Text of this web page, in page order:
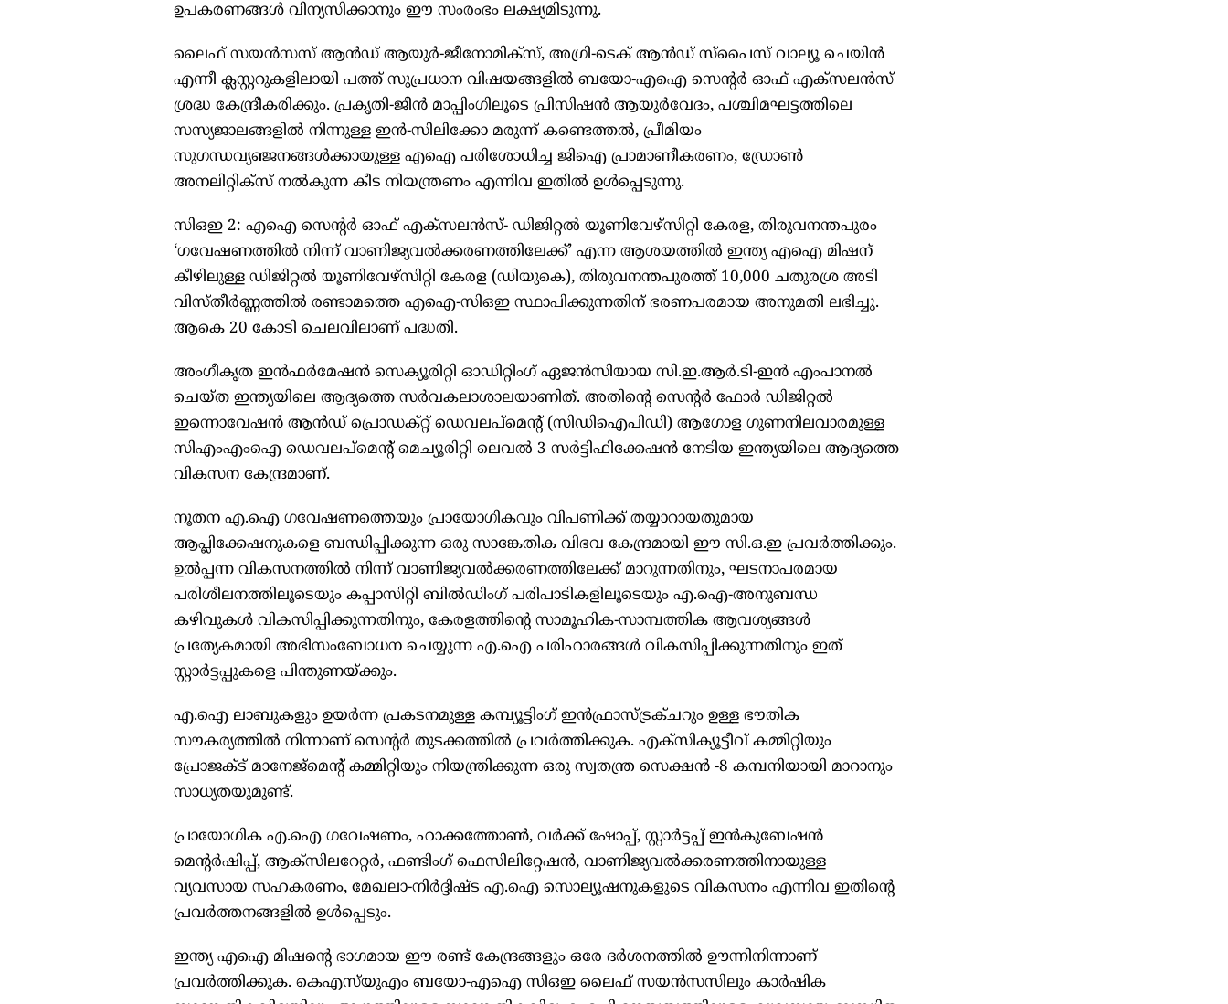
ഉപകരണങ്ങള്‍ വിന്യസിക്കാനും ഈ സംരംഭം ലക്ഷ്യമിടുന്നു.
ലൈഫ് സയന്‍സസ് ആന്‍ഡ് ആയുര്‍-ജീനോമിക്സ്, അഗ്രി-ടെക് ആന്‍ഡ് സ്പൈസ് വാല്യൂ ചെയിന്‍
എന്നീ ക്ലസ്റ്ററുകളിലായി പത്ത് സുപ്രധാന വിഷയങ്ങളില്‍ ബയോ-എഐ സെന്‍റര്‍ ഓഫ് എക്സലന്‍സ്
ശ്രദ്ധ കേന്ദ്രീകരിക്കും. പ്രകൃതി-ജീന്‍ മാപ്പിംഗിലൂടെ പ്രിസിഷന്‍ ആയുര്‍വേദം, പശ്ചിമഘട്ടത്തിലെ
സസ്യജാലങ്ങളില്‍ നിന്നുള്ള ഇന്‍-സിലിക്കോ മരുന്ന് കണ്ടെത്തല്‍, പ്രീമിയം
സുഗന്ധവ്യഞ്ജനങ്ങള്‍ക്കായുള്ള എഐ പരിശോധിച്ച ജിഐ പ്രാമാണീകരണം, ഡ്രോണ്‍
അനലിറ്റിക്സ് നല്‍കുന്ന കീട നിയന്ത്രണം എന്നിവ ഇതില്‍ ഉള്‍പ്പെടുന്നു.
സിഒഇ 2: എഐ സെന്‍റര്‍ ഓഫ് എക്സലന്‍സ്- ഡിജിറ്റല്‍ യൂണിവേഴ്സിറ്റി കേരള, തിരുവനന്തപുരം
‘ഗവേഷണത്തില്‍ നിന്ന് വാണിജ്യവല്‍ക്കരണത്തിലേക്ക്’ എന്ന ആശയത്തില്‍ ഇന്ത്യ എഐ മിഷന്
കീഴിലുള്ള ഡിജിറ്റല്‍ യൂണിവേഴ്സിറ്റി കേരള (ഡിയുകെ), തിരുവനന്തപുരത്ത് 10,000 ചതുരശ്ര അടി
വിസ്തീര്‍ണ്ണത്തില്‍ രണ്ടാമത്തെ എഐ-സിഒഇ സ്ഥാപിക്കുന്നതിന് ഭരണപരമായ അനുമതി ലഭിച്ചു.
ആകെ 20 കോടി ചെലവിലാണ് പദ്ധതി.
അംഗീകൃത ഇന്‍ഫര്‍മേഷന്‍ സെക്യൂരിറ്റി ഓഡിറ്റിംഗ് ഏജന്‍സിയായ സി.ഇ.ആര്‍.ടി-ഇന്‍ എംപാനല്‍
ചെയ്ത ഇന്ത്യയിലെ ആദ്യത്തെ സര്‍വകലാശാലയാണിത്. അതിന്‍റെ സെന്‍റര്‍ ഫോര്‍ ഡിജിറ്റല്‍
ഇന്നൊവേഷന്‍ ആന്‍ഡ് പ്രൊഡക്റ്റ് ഡെവലപ്മെന്‍റ് (സിഡിഐപിഡി) ആഗോള ഗുണനിലവാരമുള്ള
സിഎംഎംഐ ഡെവലപ്മെന്‍റ് മെച്യൂരിറ്റി ലെവല്‍ 3 സര്‍ട്ടിഫിക്കേഷന്‍ നേടിയ ഇന്ത്യയിലെ ആദ്യത്തെ
വികസന കേന്ദ്രമാണ്.
നൂതന എ.ഐ ഗവേഷണത്തെയും പ്രായോഗികവും വിപണിക്ക് തയ്യാറായതുമായ
ആപ്ലിക്കേഷനുകളെ ബന്ധിപ്പിക്കുന്ന ഒരു സാങ്കേതിക വിഭവ കേന്ദ്രമായി ഈ സി.ഒ.ഇ പ്രവര്‍ത്തിക്കും.
ഉല്‍പ്പന്ന വികസനത്തില്‍ നിന്ന് വാണിജ്യവല്‍ക്കരണത്തിലേക്ക് മാറുന്നതിനും, ഘടനാപരമായ
പരിശീലനത്തിലൂടെയും കപ്പാസിറ്റി ബില്‍ഡിംഗ് പരിപാടികളിലൂടെയും എ.ഐ-അനുബന്ധ
കഴിവുകള്‍ വികസിപ്പിക്കുന്നതിനും, കേരളത്തിന്‍റെ സാമൂഹിക-സാമ്പത്തിക ആവശ്യങ്ങള്‍
പ്രത്യേകമായി അഭിസംബോധന ചെയ്യുന്ന എ.ഐ പരിഹാരങ്ങള്‍ വികസിപ്പിക്കുന്നതിനും ഇത്
സ്റ്റാര്‍ട്ടപ്പുകളെ പിന്തുണയ്ക്കും.
എ.ഐ ലാബുകളും ഉയര്‍ന്ന പ്രകടനമുള്ള കമ്പ്യൂട്ടിംഗ് ഇന്‍ഫ്രാസ്ട്രക്ചറും ഉള്ള ഭൗതിക
സൗകര്യത്തില്‍ നിന്നാണ് സെന്‍റര്‍ തുടക്കത്തില്‍ പ്രവര്‍ത്തിക്കുക. എക്സിക്യൂട്ടീവ് കമ്മിറ്റിയും
പ്രോജക്ട് മാനേജ്മെന്‍റ് കമ്മിറ്റിയും നിയന്ത്രിക്കുന്ന ഒരു സ്വതന്ത്ര സെക്ഷന്‍ -8 കമ്പനിയായി മാറാനും
സാധ്യതയുമുണ്ട്.
പ്രായോഗിക എ.ഐ ഗവേഷണം, ഹാക്കത്തോണ്‍, വര്‍ക്ക് ഷോപ്പ്, സ്റ്റാര്‍ട്ടപ്പ് ഇന്‍കുബേഷന്‍
മെന്‍റര്‍ഷിപ്പ്, ആക്സിലറേറ്റര്‍, ഫണ്ടിംഗ് ഫെസിലിറ്റേഷന്‍, വാണിജ്യവല്‍ക്കരണത്തിനായുള്ള
വ്യവസായ സഹകരണം, മേഖലാ-നിര്‍ദ്ദിഷ്ട എ.ഐ സൊല്യൂഷനുകളുടെ വികസനം എന്നിവ ഇതിന്‍റെ
പ്രവര്‍ത്തനങ്ങളില്‍ ഉള്‍പ്പെടും.
ഇന്ത്യ എഐ മിഷന്‍റെ ഭാഗമായ ഈ രണ്ട് കേന്ദ്രങ്ങളും ഒരേ ദര്‍ശനത്തില്‍ ഊന്നിനിന്നാണ്
പ്രവര്‍ത്തിക്കുക. കെഎസ്‌യുഎം ബയോ-എഐ സിഒഇ ലൈഫ് സയന്‍സസിലും കാര്‍ഷിക